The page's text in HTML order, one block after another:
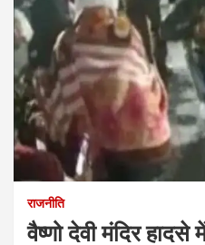
राजनीति
वैष्णो देवी मंदिर